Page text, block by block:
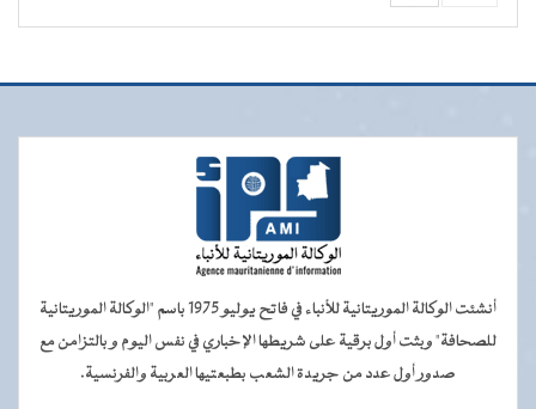
أنشئت الوكالة الموريتانية للأنباء في فاتح يوليو 1975 باسم "الوكالة الموريتانية
للصحافة" وبثت أول برقية على شريطها الإخباري في نفس اليوم و بالتزامن مع
صدور أول عدد من جريدة الشعب بطبعتيها العربية والفرنسية.